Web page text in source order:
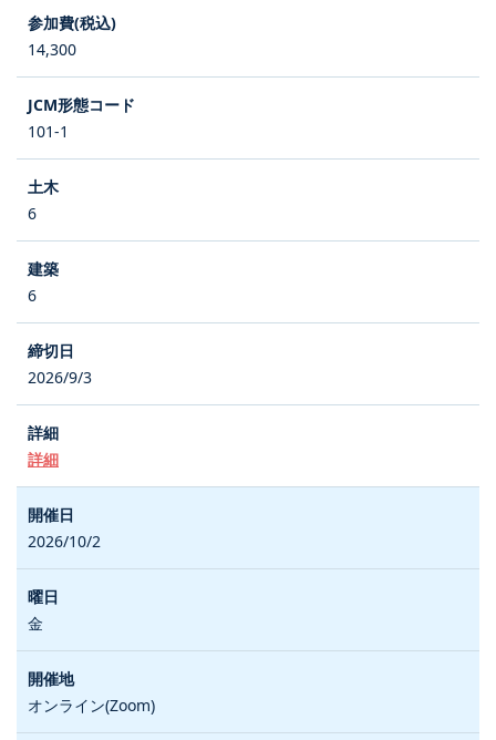
14,300
101-1
6
6
2026/9/3
詳細
2026/10/2
金
オンライン(Zoom)